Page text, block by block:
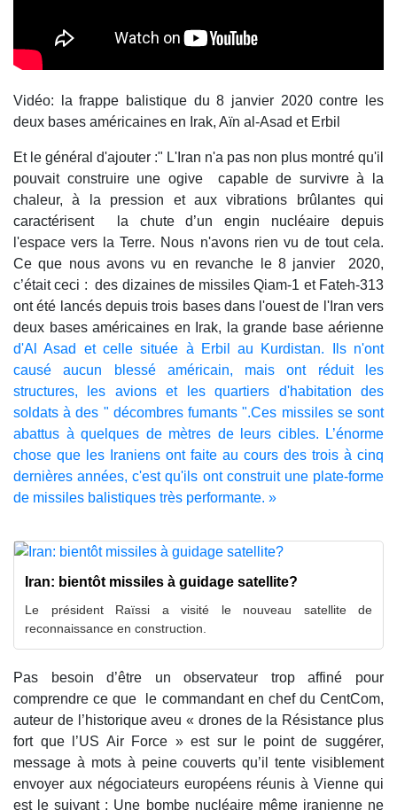
Vidéo: la frappe balistique du 8 janvier 2020 contre les
deux bases américaines en Irak, Aïn al-Asad et Erbil
Et le général d'ajouter :" L'Iran n'a pas non plus montré qu'il
pouvait construire une ogive capable de survivre à la
chaleur, à la pression et aux vibrations brûlantes qui
caractérisent la chute d’un engin nucléaire depuis
l'espace vers la Terre. Nous n'avons rien vu de tout cela.
Ce que nous avons vu en revanche le 8 janvier 2020,
c’était ceci : des dizaines de missiles Qiam-1 et Fateh-313
ont été lancés depuis trois bases dans l'ouest de l'Iran vers
deux bases américaines en Irak, la grande base aérienne
d'Al Asad et celle située à Erbil au Kurdistan. Ils n'ont
causé aucun blessé américain, mais ont réduit les
structures, les avions et les quartiers d'habitation des
soldats à des " décombres fumants ".Ces missiles se sont
abattus à quelques de mètres de leurs cibles. L’énorme
chose que les Iraniens ont faite au cours des trois à cinq
dernières années, c'est qu'ils ont construit une plate-forme
de missiles balistiques très performante. »
Iran: bientôt missiles à guidage satellite?
Le président Raïssi a visité le nouveau satellite de
reconnaissance en construction.
Pas besoin d’être un observateur trop affiné pour
comprendre ce que le commandant en chef du CentCom,
auteur de l’historique aveu « drones de la Résistance plus
fort que l’US Air Force » est sur le point de suggérer,
message à mots à peine couverts qu’il tente visiblement
envoyer aux négociateurs européens réunis à Vienne qui
est le suivant : Une bombe nucléaire même iranienne ne